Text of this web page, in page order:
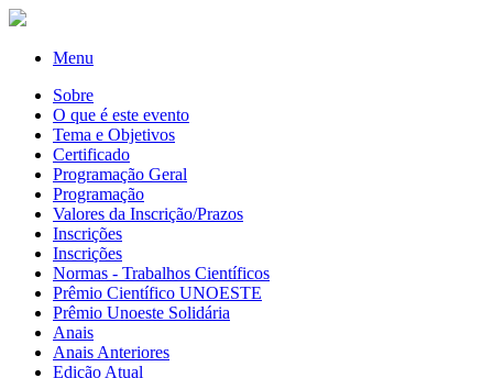
Menu
Sobre
O que é este evento
Tema e Objetivos
Certificado
Programação Geral
Programação
Valores da Inscrição/Prazos
Inscrições
Inscrições
Normas - Trabalhos Científicos
Prêmio Científico UNOESTE
Prêmio Unoeste Solidária
Anais
Anais Anteriores
Edição Atual